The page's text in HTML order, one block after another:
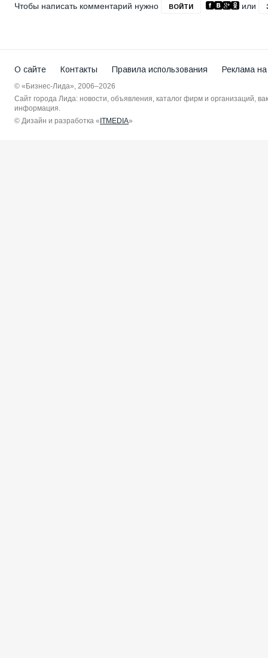
Чтобы написать комментарий нужно ВОЙТИ или
О сайте Контакты Правила использования Реклама
© «Бизнес-Лида», 2006–2026
Сайт города Лида: новости, объявления, каталог фирм и организаций,
информация.
© Дизайн и разработка « ITMEDIA»